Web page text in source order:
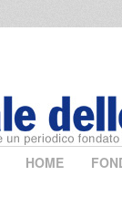
HOME